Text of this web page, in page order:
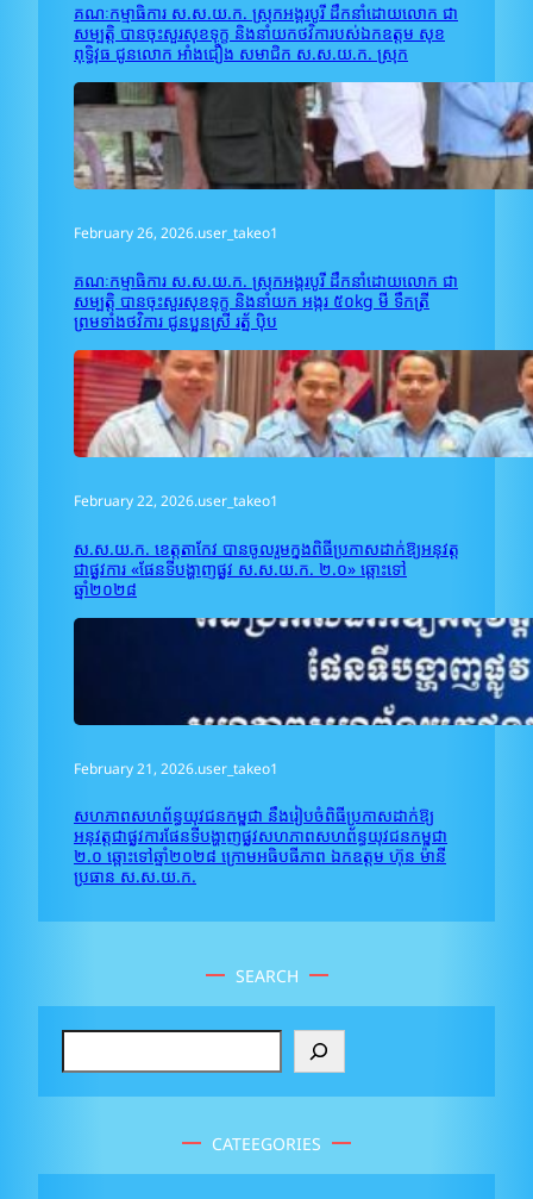
គណៈកម្មាធិការ ស.ស.យ.ក. ស្រុកអង្គរបូរី ដឹកនាំដោយលោក ជា
សម្បត្តិ បានចុះសួរសុខទុក្ខ និងនាំយកថវិការបស់ឯកឧត្តម សុខ
ពុទ្ធិវុធ ជូនលោក អាំង​ជឿង សមាជិក ស.ស.យ.ក. ស្រុក
February 26, 2026.user_takeo1
គណៈកម្មាធិការ ស.ស.យ.ក. ស្រុកអង្គរបូរី ដឹកនាំដោយលោក ជា
សម្បត្តិ បានចុះសួរសុខទុក្ខ និងនាំយក អង្ករ ៥០kg មី ទឹកត្រី
ព្រមទាំងថវិការ ជូនប្អូនស្រី រត្ន័ ប៉ិប
February 22, 2026.user_takeo1
ស.ស.យ.ក. ខេត្តតាកែវ បានចូលរួមក្នុងពិធីប្រកាសដាក់ឱ្យអនុវត្ត
ជាផ្លូវការ «ផែនទីបង្ហាញផ្លូវ ស.ស.យ.ក. ២.០» ឆ្ពោះទៅ
ឆ្នាំ២០២៨
February 21, 2026.user_takeo1
សហភាពសហព័ន្ធយុវជនកម្ពុជា នឹងរៀបចំពិធីប្រកាសដាក់ឱ្យ
អនុវត្តជាផ្លូវការផែនទីបង្ហាញផ្លូវសហភាពសហព័ន្ធយុវជនកម្ពុជា
២.០ ឆ្ពោះទៅឆ្នាំ២០២៨ ក្រោមអធិបធីភាព ឯកឧត្តម ហ៊ុន ម៉ានី
ប្រធាន ស.ស.យ.ក.
SEARCH
e
a
h
CATEEGORIES